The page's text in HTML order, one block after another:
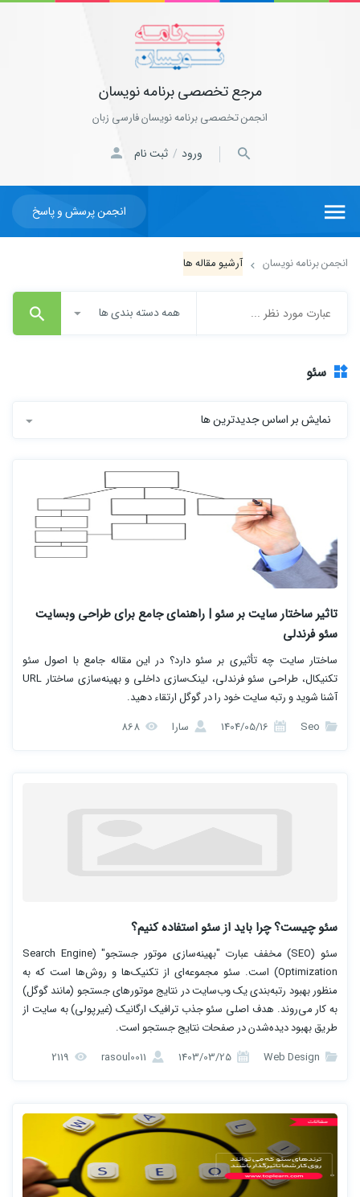
مرجع تخصصی برنامه نویسان
انجمن تخصصی برنامه نویسان فارسی زبان
ورود / ثبت نام
انجمن پرسش و پاسخ
انجمن برنامه نویسان آرشیو مقاله ها
همه دسته بندی ها
سئو
نمایش بر اساس جدیدترین ها
تاثیر ساختار سایت بر سئو | راهنمای جامع برای طراحی وبسایت
سئو فرندلی
ساختار سایت چه تأثیری بر سئو دارد؟ در این مقاله جامع با اصول سئو
تکنیکال، طراحی سئو فرندلی، لینک‌سازی داخلی و بهینه‌سازی ساختار URL
آشنا شوید و رتبه سایت خود را در گوگل ارتقاء دهید.
سارا
سئو چیست؟ چرا باید از سئو استفاده کنیم؟
سئو (SEO) مخفف عبارت "بهینه‌سازی موتور جستجو" (Search Engine
Optimization) است. سئو مجموعه‌ای از تکنیک‌ها و روش‌ها است که به
منظور بهبود رتبه‌بندی یک وب‌سایت در نتایج موتورهای جستجو (مانند گوگل)
به کار می‌روند. هدف اصلی سئو جذب ترافیک ارگانیک (غیرپولی) به سایت از
طریق بهبود دیده‌شدن در صفحات نتایج جستجو است.